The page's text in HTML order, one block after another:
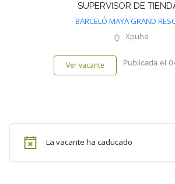
SUPERVISOR DE
BARCELÓ MAYA GRAND
Xpuha
Ver vacante Publicada el
La vacante ha caducado